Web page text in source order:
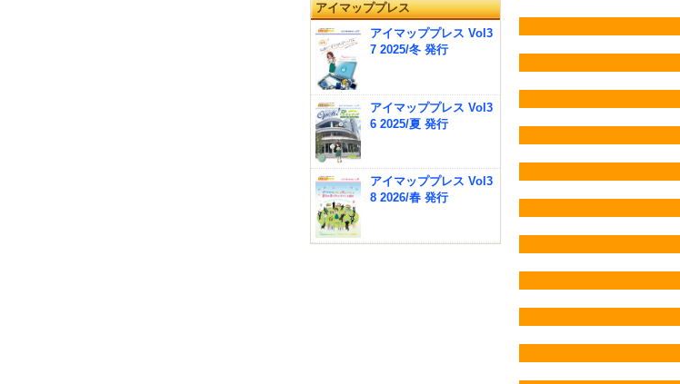
アイマッププレス
アイマッププレス Vol3
7 2025/冬 発行
アイマッププレス Vol3
6 2025/夏 発行
アイマッププレス Vol3
8 2026/春 発行